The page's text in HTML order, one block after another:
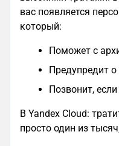
вас появляется
который:
Поможет с
Предупредит
Позвонит,
В Yandex Cloud:
просто один из